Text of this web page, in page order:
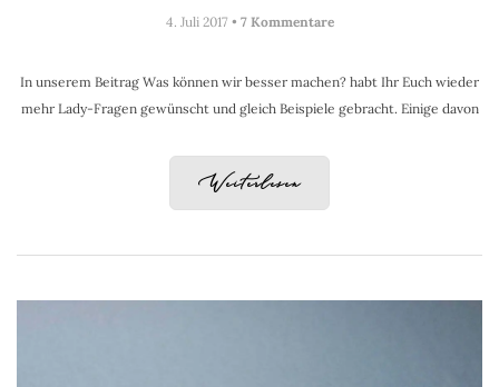
4. Juli 2017 • 7 Kommentare
In unserem Beitrag Was können wir besser machen? habt Ihr Euch wieder
mehr Lady-Fragen gewünscht und gleich Beispiele gebracht. Einige davon
Weiterlesen